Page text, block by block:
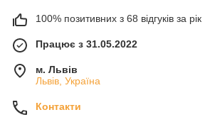
100% позитивних з 68 відгуків за рік
Працює з 31.05.2022
м. Львів
Львів, Україна
Контакти